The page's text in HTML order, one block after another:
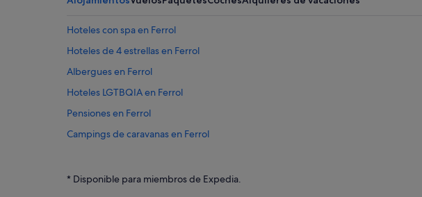
Hoteles con spa en Ferrol
Hoteles de 4 estrellas en Ferrol
Albergues en Ferrol
Hoteles LGTBQIA en Ferrol
Pensiones en Ferrol
Campings de caravanas en Ferrol
Hoteles que aceptan mascotas en Ferrol
* Disponible para miembros de Expedia.